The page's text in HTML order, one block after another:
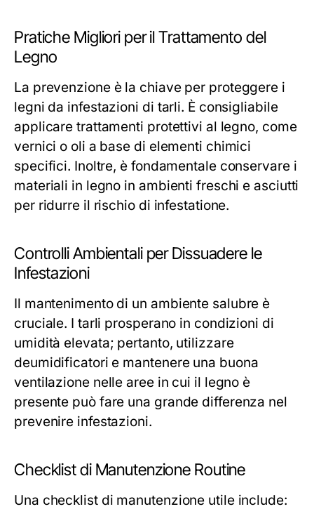
Pratiche Migliori per il Trattamento del
Legno
La prevenzione è la chiave per proteggere i
legni da infestazioni di tarli. È consigliabile
applicare trattamenti protettivi al legno, come
vernici o oli a base di elementi chimici
specifici. Inoltre, è fondamentale conservare i
materiali in legno in ambienti freschi e asciutti
per ridurre il rischio di infestatione.
Controlli Ambientali per Dissuadere le
Infestazioni
Il mantenimento di un ambiente salubre è
cruciale. I tarli prosperano in condizioni di
umidità elevata; pertanto, utilizzare
deumidificatori e mantenere una buona
ventilazione nelle aree in cui il legno è
presente può fare una grande differenza nel
prevenire infestazioni.
Checklist di Manutenzione Routine
Una checklist di manutenzione utile include: